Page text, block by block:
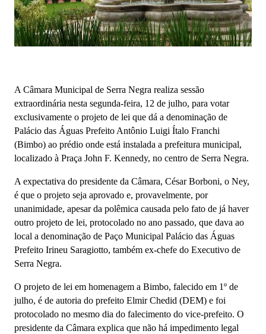
A Câmara Municipal de Serra Negra realiza sessão
extraordinária nesta segunda-feira, 12 de julho, para votar
exclusivamente o projeto de lei que dá a denominação de
Palácio das Águas Prefeito Antônio Luigi Ítalo Franchi
(Bimbo) ao prédio onde está instalada a prefeitura municipal,
localizado à Praça John F. Kennedy, no centro de Serra Negra.
A expectativa do presidente da Câmara, César Borboni, o Ney,
é que o projeto seja aprovado e, provavelmente, por
unanimidade, apesar da polêmica causada pelo fato de já haver
outro projeto de lei, protocolado no ano passado, que dava ao
local a denominação de Paço Municipal Palácio das Águas
Prefeito Irineu Saragiotto, também ex-chefe do Executivo de
Serra Negra.
O projeto de lei em homenagem a Bimbo, falecido em 1º de
julho, é de autoria do prefeito Elmir Chedid (DEM) e foi
protocolado no mesmo dia do falecimento do vice-prefeito. O
presidente da Câmara explica que não há impedimento legal